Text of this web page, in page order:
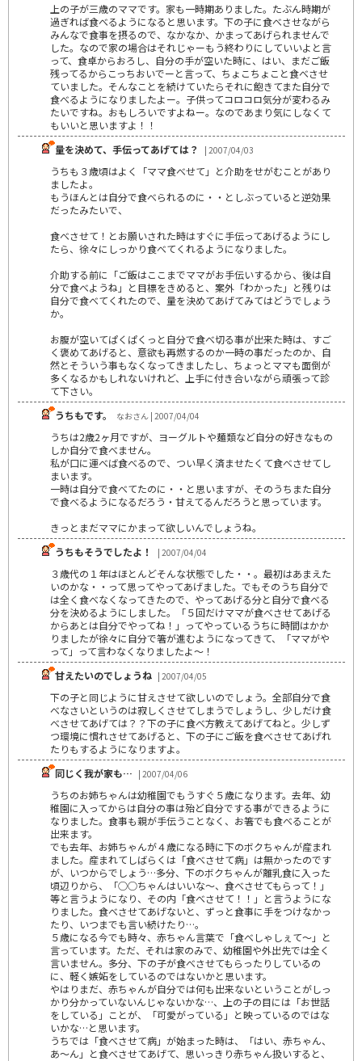
上の子が三歳のママです。家も一時期ありました。たぶん時期が
過ぎれば食べるようになると思います。下の子に食べさせながら
みんなで食事を摂るので、なかなか、かまってあげられませんで
した。なので家の場合はそれじゃーもう終わりにしていいよと言
って、食卓からおろし、自分の手が空いた時に、はい、まだご飯
残ってるからこっちおいでーと言って、ちょこちょこと食べさせ
ていました。そんなことを続けていたらそれに飽きてまた自分で
食べるようになりましたよー。子供ってコロコロ気分が変わるみ
たいですね。おもしろいですよねー。なのであまり気にしなくて
もいいと思いますよ！！
量を決めて、手伝ってあげては？
| 2007/04/03
うちも３歳頃はよく「ママ食べせて」と介助をせがむことがあり
ましたよ。
もうほんとは自分で食べられるのに・・としぶっていると逆効果
だったみたいで、
食べさせて！とお願いされた時はすぐに手伝ってあげるようにし
たら、徐々にしっかり食べてくれるようになりました。
介助する前に「ご飯はここまでママがお手伝いするから、後は自
分で食べようね」と目標をきめると、案外「わかった」と残りは
自分で食べてくれたので、量を決めてあげてみてはどうでしょう
か。
お腹が空いてぱくぱくっと自分で食べ切る事が出来た時は、すご
く褒めてあげると、意欲も再燃するのか一時の事だったのか、自
然とそういう事もなくなってきましたし、ちょっとママも面倒が
多くなるかもしれないけれど、上手に付き合いながら頑張って診
て下さい。
うちもです。
なおさん | 2007/04/04
うちは2歳2ヶ月ですが、ヨーグルトや麺類など自分の好きなもの
しか自分で食べません。
私が口に運べば食べるので、つい早く済ませたくて食べさせてし
まいます。
一時は自分で食べてたのに・・と思いますが、そのうちまた自分
で食べるようになるだろう・甘えてるんだろうと思っています。
きっとまだママにかまって欲しいんでしょうね。
うちもそうでしたよ！
| 2007/04/04
３歳代の１年はほとんどそんな状態でした・・。最初はあまえた
いのかな・・って思ってやってあげました。でもそのうち自分で
は全く食べなくなってきたので、やってあげる分と自分で食べる
分を決めるようにしました。「５回だけママが食べさせてあげる
からあとは自分でやってね！」ってやっているうちに時間はかか
りましたが徐々に自分で箸が進むようになってきて、「ママがや
って」って言わなくなりましたよ～！
甘えたいのでしょうね | 2007/04/05
下の子と同じように甘えさせて欲しいのでしょう。全部自分で食
べなさいというのは寂しくさせてしまうでしょうし、少しだけ食
べさせてあげては？？下の子に食べ方教えてあげてねと。少しず
つ環境に慣れさせてあげると、下の子にご飯を食べさせてあげれ
たりもするようになりますよ。
同じく我が家も… | 2007/04/06
うちのお姉ちゃんは幼稚園でもうすぐ５歳になります。去年、幼
稚園に入ってからは自分の事は殆ど自分でする事ができるように
なりました。食事も親が手伝うことなく、お箸でも食べることが
出来ます。
でも去年、お姉ちゃんが４歳になる時に下のボクちゃんが産まれ
ました。産まれてしばらくは「食べさせて病」は無かったのです
が、いつからでしょう…多分、下のボクちゃんが離乳食に入った
頃辺りから、「○○ちゃんはいいな～、食べさせてもらって！」
等と言うようになり、その内「食べさせて！！」と言うようにな
りました。食べさせてあげないと、ずっと食事に手をつけなかっ
たり、いつまでも言い続けたり…。
５歳になる今でも時々、赤ちゃん言葉で「食べしゃしぇて～」と
言っています。ただ、それは家のみで、幼稚園や外出先では全く
言いません。多分、下の子が食べさせてもらったりしているの
に、軽く嫉妬をしているのではないかと思います。
やはりまだ、赤ちゃんが自分では何も出来ないということがしっ
かり分かっていないんじゃないかな…、上の子の目には「お世話
をしている」ことが、「可愛がっている」と映っているのではな
いかな…と思います。
うちでは「食べさせて病」が始まった時は、「はい、赤ちゃん、
あ～ん」と食べさせてあげて、思いっきり赤ちゃん扱いすると、